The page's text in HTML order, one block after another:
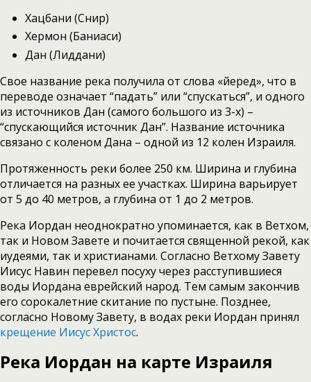
Хацбани (Снир)
Хермон (Баниаси)
Дан (Лиддани)
Свое название река получила от слова «йеред», что в
переводе означает “падать” или “спускаться”, и одного
из источников Дан (самого большого из 3-х) –
“спускающийся источник Дан”. Название источника
связано с коленом Дана – одной из 12 колен Израиля.
Протяженность реки более 250 км. Ширина и глубина
отличается на разных ее участках. Ширина варьирует
от 5 до 40 метров, а глубина от 1 до 2 метров.
Река Иордан неоднократно упоминается, как в Ветхом,
так и Новом Завете и почитается священной рекой, как
иудеями, так и христианами. Согласно Ветхому Завету
Иисус Навин перевел посуху через расступившиеся
воды Иордана еврейский народ. Тем самым закончив
его сорокалетние скитание по пустыне. Позднее,
согласно Новому Завету, в водах реки Иордан принял
крещение Иисус Христос.
Река Иордан на карте Израиля